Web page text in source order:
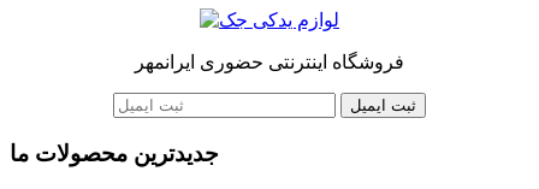
فروشگاه اینترنتی حضوری ایرانمهر
ثبت ایمیل
جدیدترین محصولات ما